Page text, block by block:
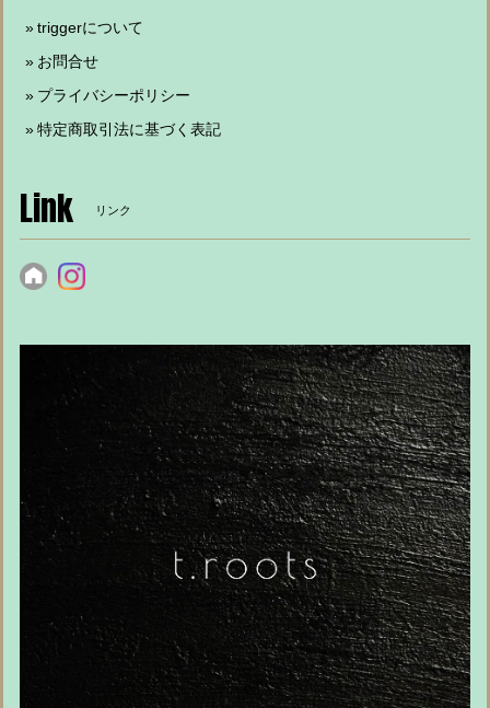
triggerについて
お問合せ
プライバシーポリシー
特定商取引法に基づく表記
Link リンク